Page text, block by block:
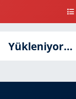
Yükleniyor...